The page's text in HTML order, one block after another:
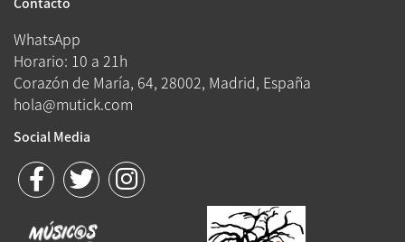
WhatsApp
Horario: 10 a 21h
Corazón de María, 64, 28002, Madrid, España
hola@mutick.com
Social Media